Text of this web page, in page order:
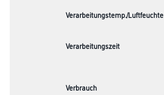
Verarbeitungstemp./Luftfeuchte
Verarbeitungszeit
Verbrauch